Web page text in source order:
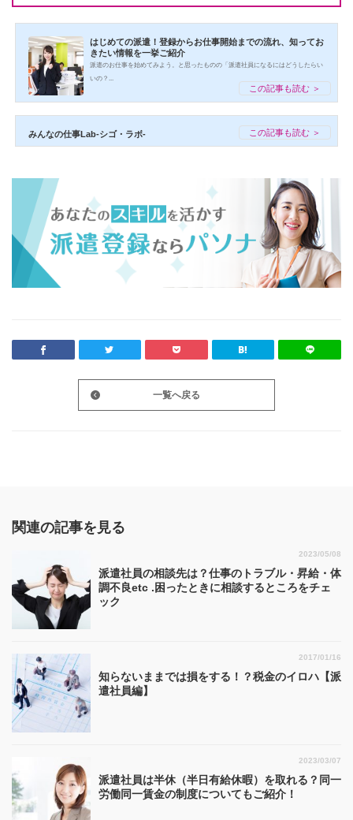
はじめての派遣！登録からお仕事開始までの流れ、知ってお
きたい情報を一挙ご紹介
派遣のお仕事を始めてみよう。と思ったものの「派遣社員になるにはどうしたらい
いの？...
この記事も読む ＞
みんなの仕事Lab-シゴ・ラボ- この記事も読む ＞
一覧へ戻る
関連の記事を見る
派遣社員の相談先は？仕事のトラブル・昇給・体
調不良etc .困ったときに相談するところをチェ
ック
2023/05/08
知らないままでは損をする！？税金のイロハ【派
遣社員編】
2017/01/16
派遣社員は半休（半日有給休暇）を取れる？同一
労働同一賃金の制度についてもご紹介！
2023/03/07